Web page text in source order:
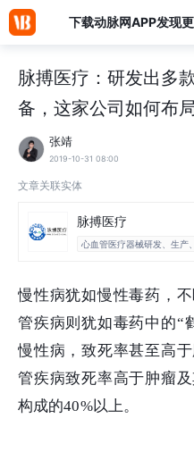
下载动脉网APP发现
脉搏医疗：研发出多
备，这家公司如何布
张靖
2019-10-31 08:00
文章关联实体
脉搏医疗
心血管医疗器械研发、生产
慢性病犹如慢性毒药，
管疾病则犹如毒药中的“
慢性病，致死率甚至高
管疾病致死率高于肿瘤
构成的40%以上。